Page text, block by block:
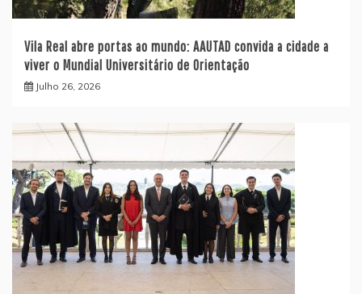
Vila Real abre portas ao mundo: AAUTAD convida a cidade a
viver o Mundial Universitário de Orientação
Julho 26, 2026